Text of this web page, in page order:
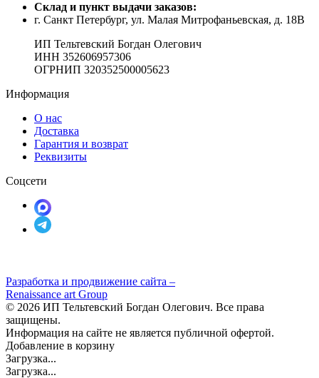
Cклад и пункт выдачи заказов:
г. Санкт Петербург, ул. Малая Митрофаньевская, д. 18В
ИП Тельтевский Богдан Олегович
ИНН 352606957306
ОГРНИП 320352500005623
Информация
О нас
Доставка
Гарантия и возврат
Реквизиты
Соцсети
Разработка и продвижение сайта –
Renaissance art Group
© 2026 ИП Тельтевский Богдан Олегович. Все права
защищены.
Информация на сайте не является публичной офертой.
Добавление в корзину
Загрузка...
Загрузка...